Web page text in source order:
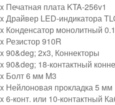
Печатная плата KTA-256v1
Драйвер LED-индикатора
Конденсатор монолитный
Резистор 910R
90&deg; 2x3, Коннекторы
90&deg; 18-контактный
Болт 6 мм M3
Нейлоновая прокладка 5 мм
6-конт. или 10-контактный